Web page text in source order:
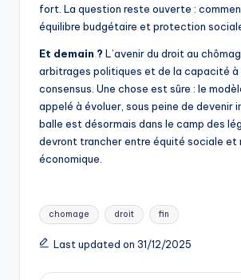
fort. La question reste ouverte :
équilibre budgétaire et protection
Et demain ? L’avenir du droit au
arbitrages politiques et de la capacité à
consensus. Une chose est sûre : le
appelé à évoluer, sous peine de devenir
balle est désormais dans le camp des
devront trancher entre équité sociale et
économique.
Tags:
chomage droit fin
Last updated on 31/12/2025